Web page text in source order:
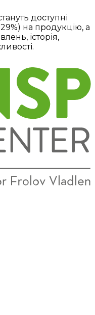
доступні
на продукцію, а
історія,